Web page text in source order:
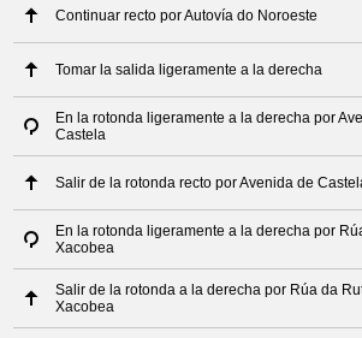
Continuar recto por Autovía do Noroeste
Tomar la salida ligeramente a la derecha
En la rotonda ligeramente a la derecha por
Castela
Salir de la rotonda recto por Avenida de
En la rotonda ligeramente a la derecha por
Xacobea
Salir de la rotonda a la derecha por Rúa da
Xacobea